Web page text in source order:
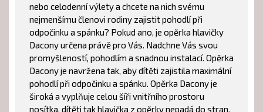
nebo celodenní výlety a chcete na nich svému
nejmenšímu členovi rodiny zajistit pohodlí při
odpočinku a spánku? Pokud ano, je opěrka hlavičky
Dacony určena právě pro Vás. Nadchne Vás svou
promyšleností, pohodlím a snadnou instalací. Opěrka
Dacony je navržena tak, aby dítěti zajistila maximální
pohodlí při odpočinku a spánku. Opěrka Dacony je
široká a vyplňuje celou šíři vnitřního prostoru
nosítka, dítěti tak hlavička z opěrky nepadá do stran,